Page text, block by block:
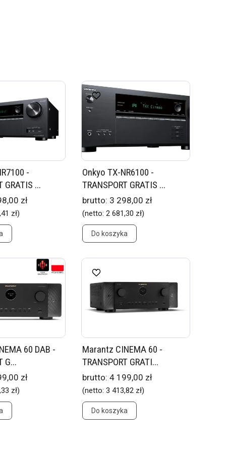
-
GRATIS ...
zł
zł)
Onkyo TX-NR6100 -
TRANSPORT GRATIS ...
brutto: 3 298,00 zł
(netto:2 681,30 zł)
Do koszyka
60 DAB -
G...
zł
zł)
Marantz CINEMA 60 -
TRANSPORT GRATI...
brutto:4 199,00 zł
(netto:3 413,82 zł)
Do koszyka